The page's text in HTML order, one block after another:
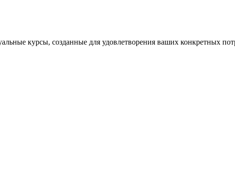
курсы, созданные для удовлетворения ваших конкретных